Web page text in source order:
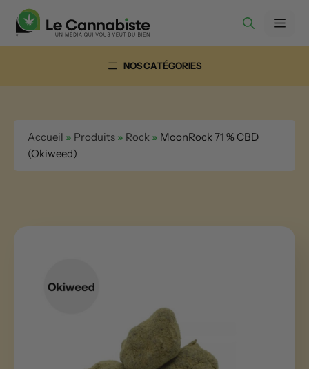
Aller
contenu
NOS CATÉGORIES
Accueil » Produits » Rock » MoonRock 71 % CBD
(Okiweed)